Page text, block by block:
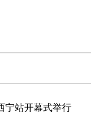
宁站开幕式举行